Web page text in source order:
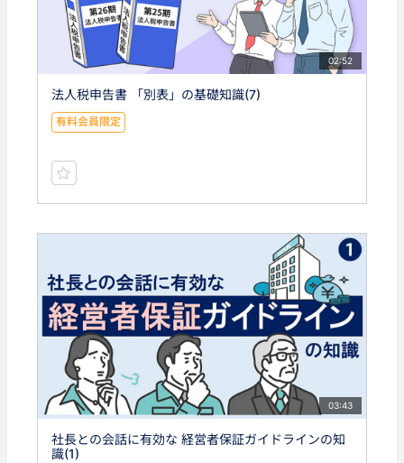
02:52
法人税申告書 「別表」の基礎知識(7)
有料会員限定
03:43
社長との会話に有効な 経営者保証ガイドラインの知
識(1)